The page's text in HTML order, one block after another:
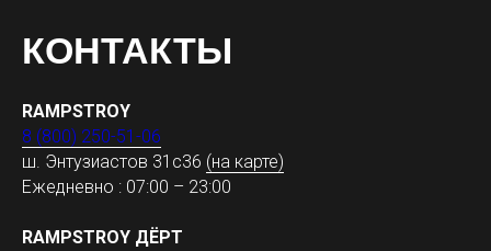
КОНТАКТЫ
RAMPSTROY
8 (800) 250-51-06
ш. Энтузиастов 31с36 (на карте)
Ежедневно : 07:00 – 23:00
RAMPSTROY ДЁРТ